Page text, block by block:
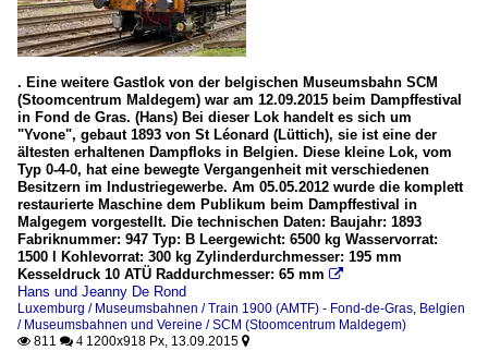
. Eine weitere Gastlok von der belgischen Museumsbahn SCM
(Stoomcentrum Maldegem) war am 12.09.2015 beim Dampffestival
in Fond de Gras. (Hans) Bei dieser Lok handelt es sich um
"Yvone", gebaut 1893 von St Léonard (Lüttich), sie ist eine der
ältesten erhaltenen Dampfloks in Belgien. Diese kleine Lok, vom
Typ 0-4-0, hat eine bewegte Vergangenheit mit verschiedenen
Besitzern im Industriegewerbe. Am 05.05.2012 wurde die komplett
restaurierte Maschine dem Publikum beim Dampffestival in
Malgegem vorgestellt. Die technischen Daten: Baujahr: 1893
Fabriknummer: 947 Typ: B Leergewicht: 6500 kg Wasservorrat:
1500 l Kohlevorrat: 300 kg Zylinderdurchmesser: 195 mm
Kesseldruck 10 ATÜ Raddurchmesser: 65 mm 
Hans und Jeanny De Rond
Luxemburg / Museumsbahnen / Train 1900 (AMTF) - Fond-de-Gras, Belgien
/ Museumsbahnen und Vereine / SCM (Stoomcentrum Maldegem)
 811  4 1200x918 Px, 13.09.2015 